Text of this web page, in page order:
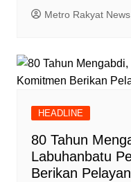
Metro Rakyat News
HEADLINE
80 Tahun
Labuhanbatu
Berikan